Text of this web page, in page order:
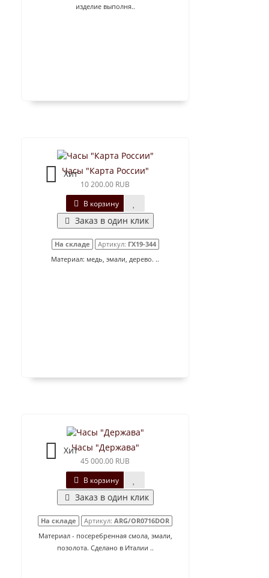
изделие выполня..
Хит
Часы "Карта России"
10 200.00 RUB
В корзину
Заказ в один клик
На складе Артикул: ГХ19-344
Материал: медь, эмали, дерево. ..
ХитЧасы "Держава"
45 000.00 RUB
В корзину
Заказ в один клик
На складе Артикул: ARG/OR0716DOR
Материал - посеребренная смола, эмали,
позолота. Сделано в Италии ..